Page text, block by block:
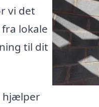
vi det
lokale
til dit
hjælper